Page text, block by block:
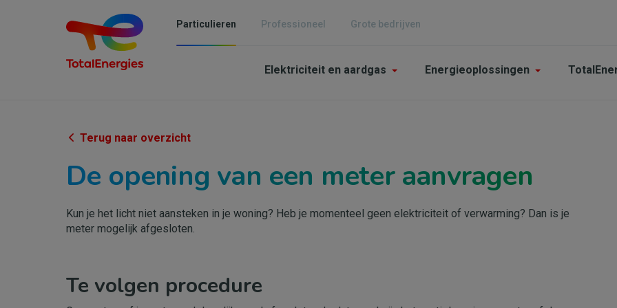
Particulieren Professioneel Grote bedrijven
Main
Elektriciteit en aardgas Energieoplossingen
Terug naar overzicht
De opening van een meter aanvragen
Kun je het licht niet aansteken in je woning? Heb je momenteel geen elektriciteit of verwarming? Dan is je
meter mogelijk afgesloten.
Te volgen procedure